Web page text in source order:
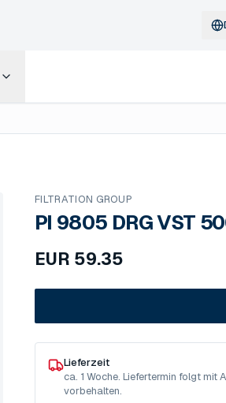
FILTRATION GROUP
PI 9805 DRG VST
EUR 59.35
Lieferzeit
ca. 1 Woche. Liefertermin folgt
vorbehalten.